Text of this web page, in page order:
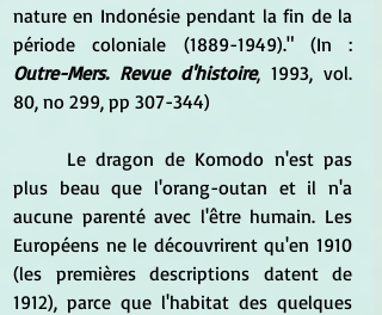
nature en Indonésie pendant la fin de la
Outre-Mers. Revue d'histoire, 1993, vol.
80, no 299, pp 307-344)
plus beau que l'orang-outan et il n'a
aucune parenté avec l'être humain. Les
Européens ne le découvrirent qu'en 1910
(les premières descriptions datent de
1912), parce que l'habitat des quelques